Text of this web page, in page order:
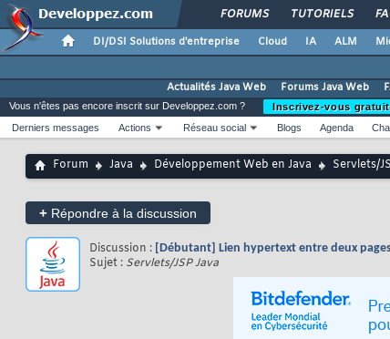
FORUMS TUTORIELS
DI/DSI Solutions d'entreprise Cloud IA ALM
Actualités Java Web
Forums Java Web
Vous n'êtes pas encore inscrit sur Developpez.com ?
Inscrivez-vous
Derniers messages
Actions Réseau social Blogs Agenda
Forum Java Développement Web en Java Servlets/
+ Répondre à la discussion
Discussion : [Débutant] Lien hypertext entre deux
Sujet : Servlets/JSP Java